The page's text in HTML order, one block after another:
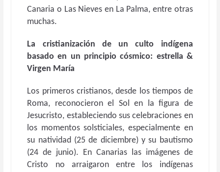
Canaria o Las Nieves en La Palma, entre otras
muchas.
La cristianización de un culto indígena
basado en un principio cósmico: estrella &
Virgen María
Los primeros cristianos, desde los tiempos de
Roma, reconocieron el Sol en la figura de
Jesucristo, estableciendo sus celebraciones en
los momentos solsticiales, especialmente en
su natividad (25 de diciembre) y su bautismo
(24 de junio). En Canarias las imágenes de
Cristo no arraigaron entre los indígenas